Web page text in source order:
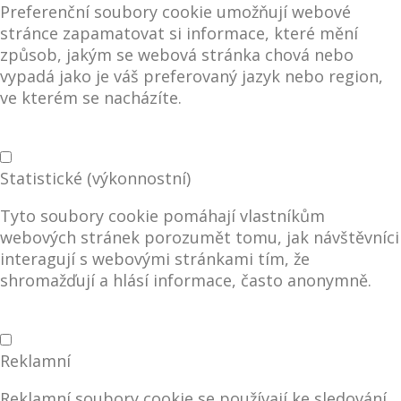
Preferenční soubory cookie umožňují webové
stránce zapamatovat si informace, které mění
způsob, jakým se webová stránka chová nebo
vypadá jako je váš preferovaný jazyk nebo region,
ve kterém se nacházíte.
Statistické (výkonnostní)
Tyto soubory cookie pomáhají vlastníkům
webových stránek porozumět tomu, jak návštěvníci
interagují s webovými stránkami tím, že
shromažďují a hlásí informace, často anonymně.
Reklamní